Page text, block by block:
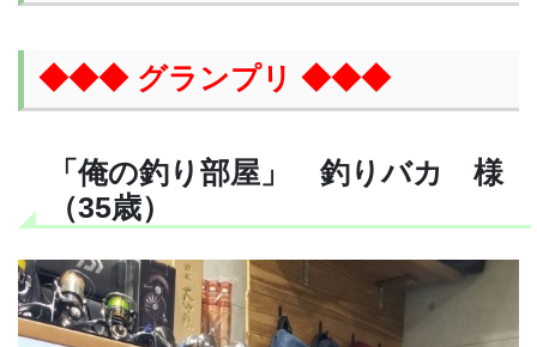
◆◆◆ グランプリ ◆◆◆
「俺の釣り部屋」 釣りバカ 様
（35歳）